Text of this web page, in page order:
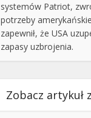
systemów Patriot,
potrzeby
zapewnił, że USA
zapasy uzbrojenia.
Zobacz artykuł